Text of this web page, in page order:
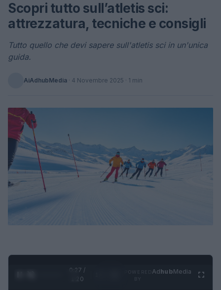
Cerca
Scopri tutto sull’atletis sci:
attrezzatura, tecniche e consigli
Tutto quello che devi sapere sull'atletis sci in un'unica
guida.
AiAdhubMedia · 4 Novembre 2025 · 1 min
0:28 /
1:20
AdhubMedia